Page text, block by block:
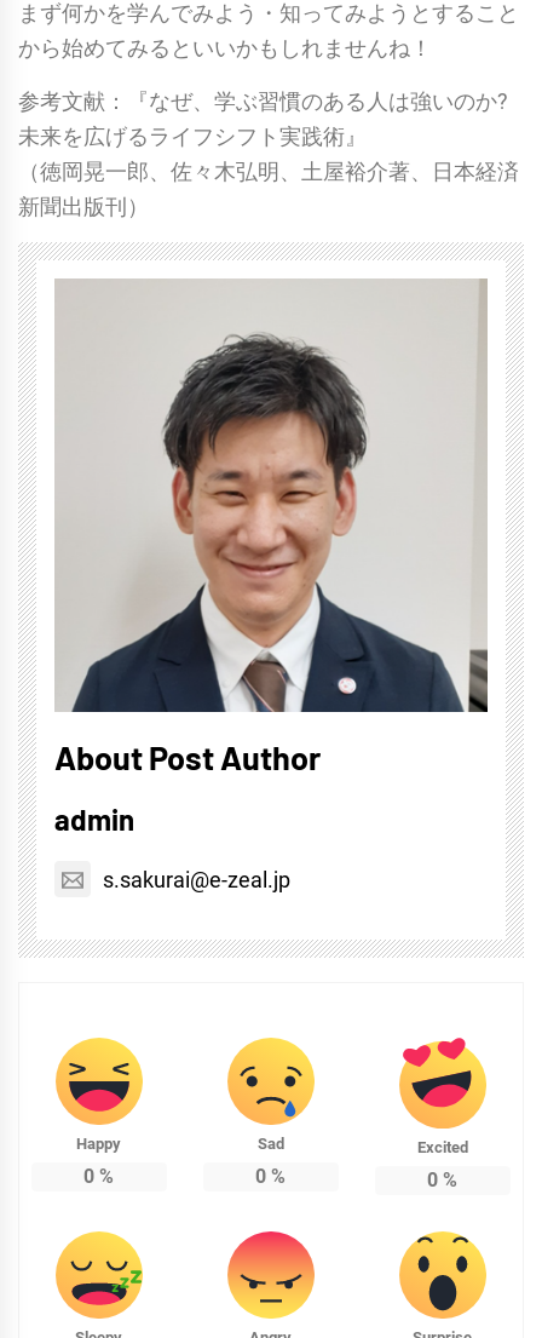
まず何かを学んでみよう・知ってみようとすること
から始めてみるといいかもしれませんね！
参考文献：『なぜ、学ぶ習慣のある人は強いのか?
未来を広げるライフシフト実践術』
（徳岡晃一郎、佐々木弘明、土屋裕介著、日本経済
新聞出版刊）
About Post Author
admin
s.sakurai@e-zeal.jp
Happy
0 %
Sad
0 %
Excited
0 %